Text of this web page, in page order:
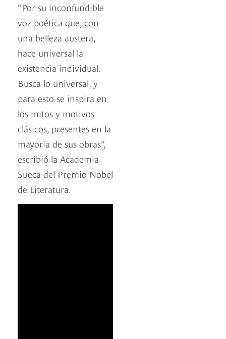
“Por su inconfundible
voz poética que, con
una belleza austera,
hace universal la
existencia individual.
Busca lo universal, y
para esto se inspira en
los mitos y motivos
clásicos, presentes en la
mayoría de sus obras”,
escribió la Academia
Sueca del Premio Nobel
de Literatura.